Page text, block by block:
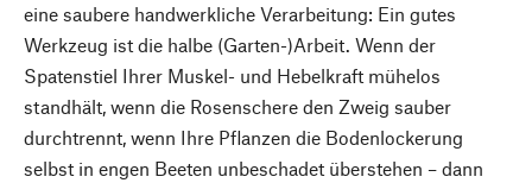
eine saubere handwerkliche Verarbeitung: Ein gutes
Werkzeug ist die halbe (Garten-)Arbeit. Wenn der
Spatenstiel Ihrer Muskel- und Hebelkraft mühelos
standhält, wenn die Rosenschere den Zweig sauber
durchtrennt, wenn Ihre Pflanzen die Bodenlockerung
selbst in engen Beeten unbeschadet überstehen – dann